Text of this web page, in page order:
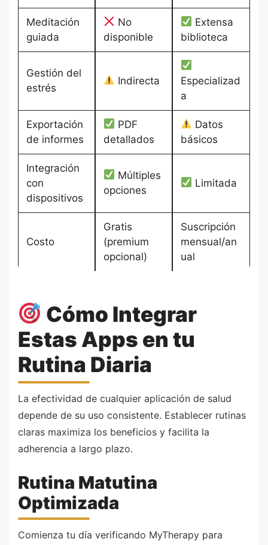
Meditación
guiada
No
disponible
Extensa
biblioteca
Gestión del
estrés
Indirecta
Especializad
a
Exportación
de informes
PDF
detallados
Datos
básicos
Integración
con
dispositivos
Múltiples
opciones
Limitada
Costo
Gratis
(premium
opcional)
Suscripción
mensual/an
ual
Cómo Integrar
Estas Apps en tu
Rutina Diaria
La efectividad de cualquier aplicación de salud
depende de su uso consistente. Establecer rutinas
claras maximiza los beneficios y facilita la
adherencia a largo plazo.
Rutina Matutina
Optimizada
Comienza tu día verificando MyTherapy para